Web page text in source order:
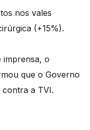
nos vales
(+15%).
imprensa, o
que o Governo
contra a TVI.